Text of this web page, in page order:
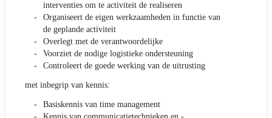
interventies om te activiteit de realiseren
Organiseert de eigen werkzaamheden in functie van
de geplande activiteit
Overlegt met de verantwoordelijke
Voorziet de nodige logistieke ondersteuning
Controleert de goede werking van de uitrusting
met inbegrip van kennis:
Basiskennis van time management